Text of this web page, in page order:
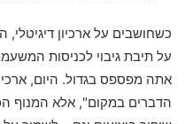
כשחושבים על ארכיון
על תיבת גיבוי לכניסות
אתה מפספס בגדול. היום,
הדברים במקום", אלא המנוף